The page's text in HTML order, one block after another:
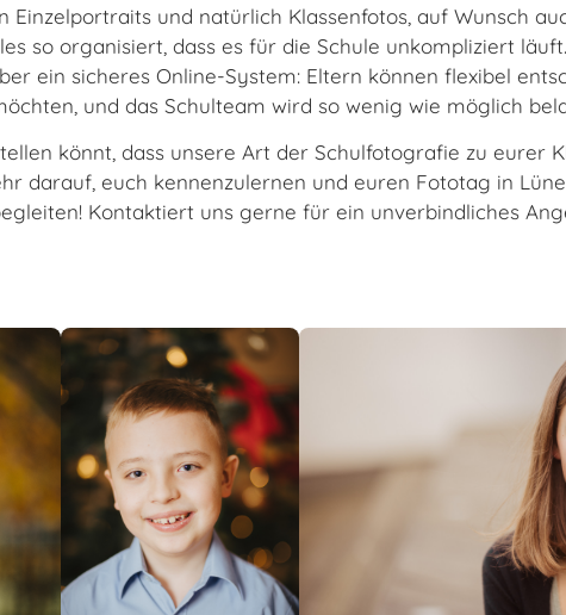
Einzelportraits und natürlich Klassenfotos, auf Wunsch
so organisiert, dass es für die Schule unkompliziert
ein sicheres Online-System: Eltern können flexibel
und das Schulteam wird so wenig wie möglich
könnt, dass unsere Art der Schulfotografie zu eurer
darauf, euch kennenzulernen und euren Fototag in
Kontaktiert uns gerne für ein unverbindliches